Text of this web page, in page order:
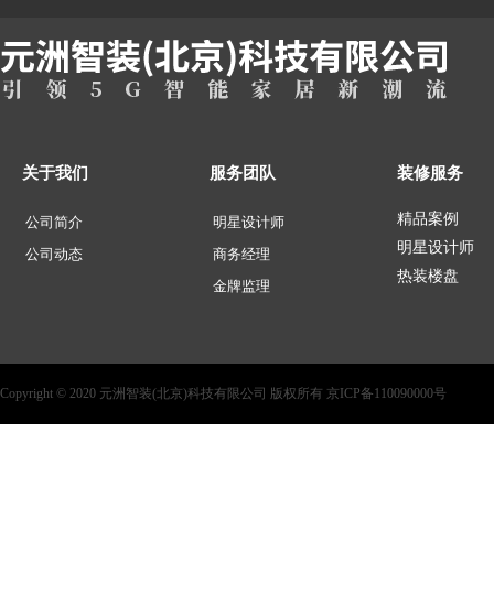
关于我们 服务团队 装修服务
公司简介
公司动态
明星设计师
商务经理
金牌监理
精品案例
明星设计师
热装楼盘
Copyright © 2020 元洲智装(北京)科技有限公司 版权所有 京ICP备110090000号